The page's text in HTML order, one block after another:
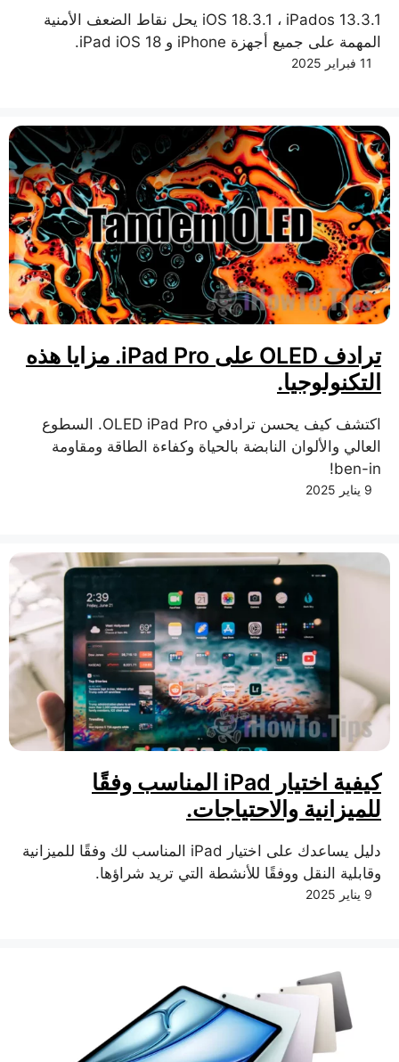
iOS 18.3.1 ، iPados 13.3.1 يحل نقاط الضعف الأمنية
المهمة على جميع أجهزة iPhone و iPad iOS 18.
11 فبراير 2025
ترادف OLED على iPad Pro. مزايا هذه
التكنولوجيا.
اكتشف كيف يحسن ترادفي OLED iPad Pro. السطوع
العالي والألوان النابضة بالحياة وكفاءة الطاقة ومقاومة
ben-in!
9 يناير 2025
كيفية اختيار iPad المناسب وفقًا
للميزانية والاحتياجات.
دليل يساعدك على اختيار iPad المناسب لك وفقًا للميزانية
وقابلية النقل ووفقًا للأنشطة التي تريد شراؤها.
9 يناير 2025